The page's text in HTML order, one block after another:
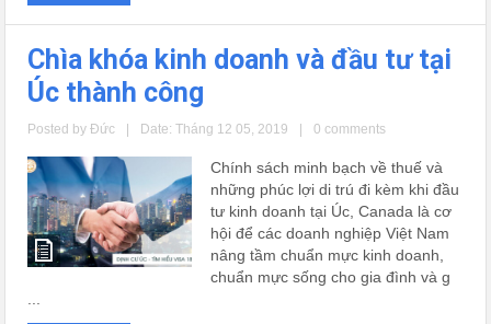
Chìa khóa kinh doanh và đầu tư tại
Úc thành công
Posted byĐức Date: Tháng 12 05, 2019 0 comments
Chính sách minh bạch về thuế và
những phúc lợi di trú đi kèm khi đầu
tư kinh doanh tại Úc, Canada là cơ
hội để các doanh nghiệp Việt Nam
nâng tầm chuẩn mực kinh doanh,
chuẩn mực sống cho gia đình và g